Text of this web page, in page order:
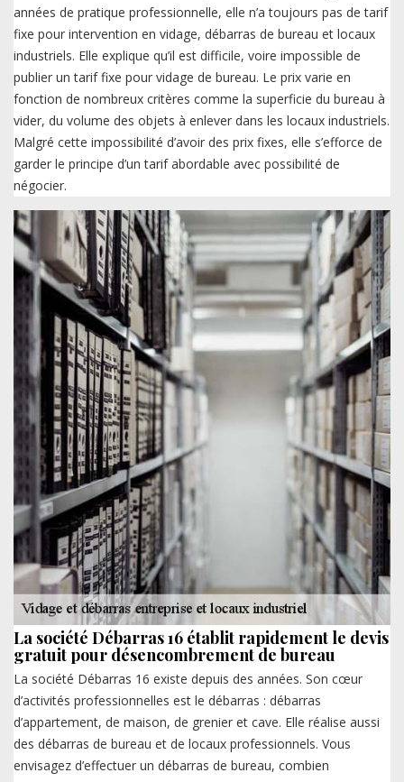
années de pratique professionnelle, elle n’a toujours pas de tarif
fixe pour intervention en vidage, débarras de bureau et locaux
industriels. Elle explique qu’il est difficile, voire impossible de
publier un tarif fixe pour vidage de bureau. Le prix varie en
fonction de nombreux critères comme la superficie du bureau à
vider, du volume des objets à enlever dans les locaux industriels.
Malgré cette impossibilité d’avoir des prix fixes, elle s’efforce de
garder le principe d’un tarif abordable avec possibilité de
négocier.
La société Débarras 16 établit rapidement le devis
gratuit pour désencombrement de bureau
La société Débarras 16 existe depuis des années. Son cœur
d’activités professionnelles est le débarras : débarras
d’appartement, de maison, de grenier et cave. Elle réalise aussi
des débarras de bureau et de locaux professionnels. Vous
envisagez d’effectuer un débarras de bureau, combien